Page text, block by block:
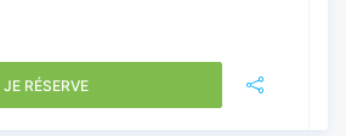
JE RÉSERVE